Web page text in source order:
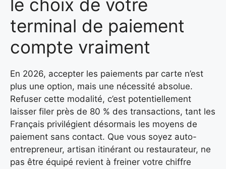
le choix de votre
terminal de paiement
compte vraiment
En 2026, accepter les paiements par carte n’est
plus une option, mais une nécessité absolue.
Refuser cette modalité, c’est potentiellement
laisser filer près de 80 % des transactions, tant les
Français privilégient désormais les moyens de
paiement sans contact. Que vous soyez auto-
entrepreneur, artisan itinérant ou restaurateur, ne
pas être équipé revient à freiner votre chiffre